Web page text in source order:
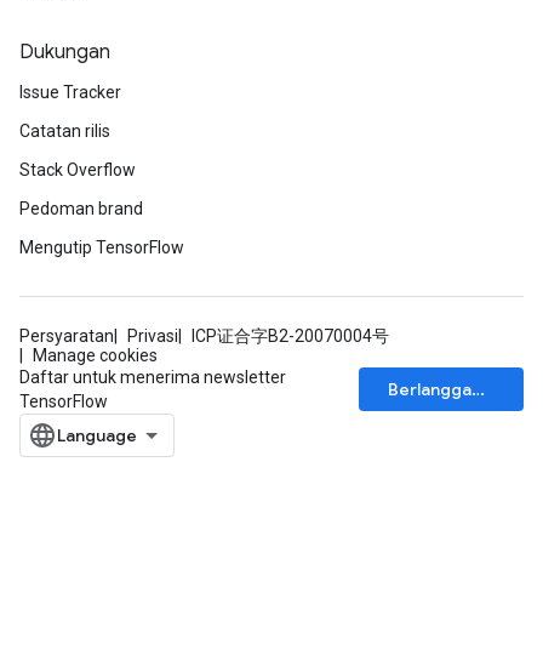
Dukungan
Issue Tracker
Catatan rilis
Stack Overflow
Pedoman brand
Mengutip TensorFlow
Persyaratan Privasi
ICP证合字B2-20070004号
Manage cookies
Daftar untuk menerima newsletter
TensorFlow
Berlangganan